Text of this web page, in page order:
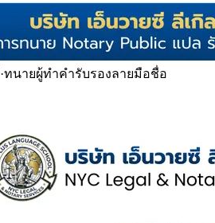
·ทนายผู้ทำคำรับรองลายมือชื่อ